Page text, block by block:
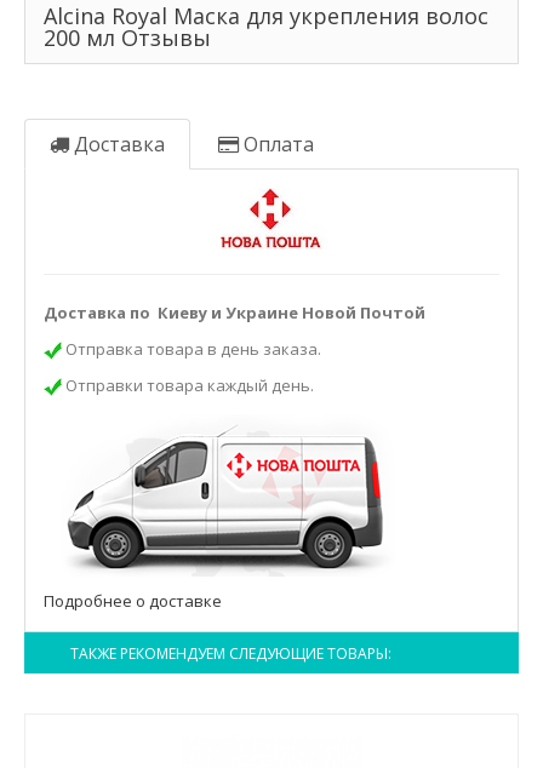
Alcina Royal Маска для укрепления волос
200 мл Отзывы
Доставка Оплата
Доставка по Киеву и Украине Новой Почтой
Отправка товара в день заказа.
Отправки товара каждый день.
Подробнее о доставке
ТАКЖЕ РЕКОМЕНДУЕМ СЛЕДУЮЩИЕ ТОВАРЫ: